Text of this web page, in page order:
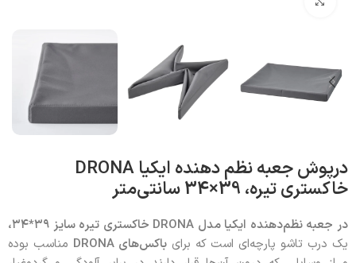
درپوش جعبه نظم‌ دهنده ایکیا DRONA
خاکستری تیره، 39×34 سانتی‌متر
در جعبه نظم‌دهنده ایکیا مدل DRONA خاکستری تیره سایز ۳۹*۳۴،
یک درب تاشو پارچه‌ای است که برایباکس‌هایDRONA مناسب بوده